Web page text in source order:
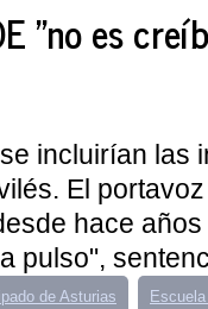
"no es
incluirían las
El
hace
pulso",
de Asturias